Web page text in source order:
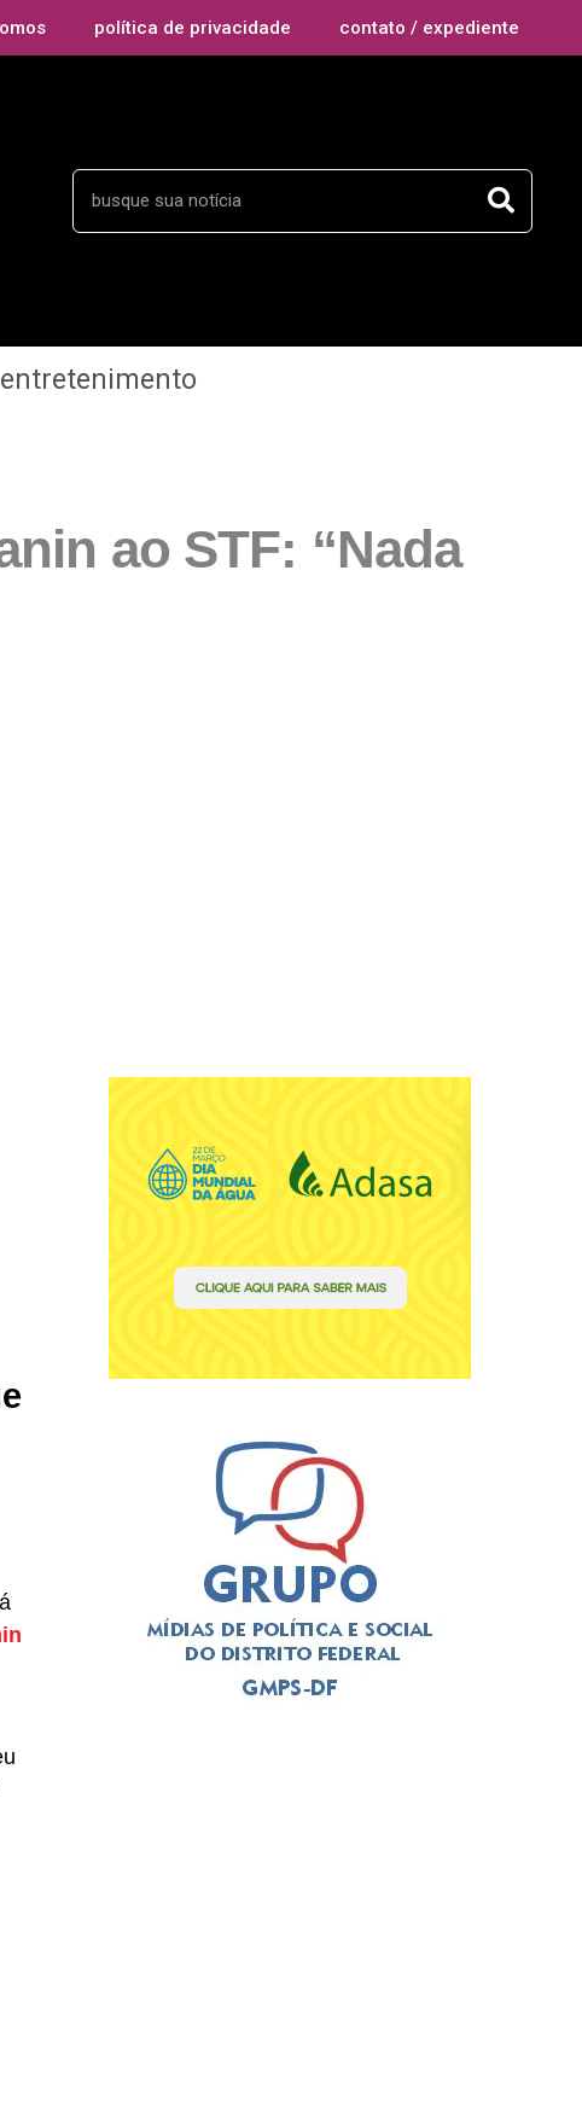
política de privacidade contato / expediente
entretenimento
ao STF: “Nada